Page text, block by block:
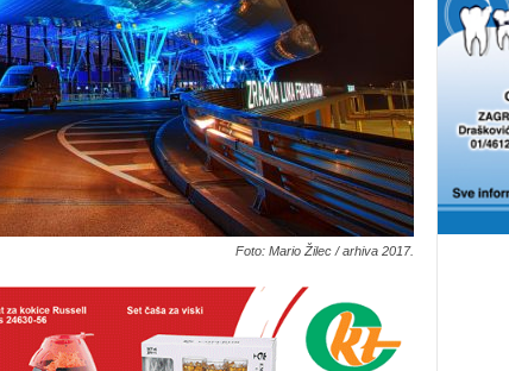
Foto: Mario Žilec / arhiva 2017.